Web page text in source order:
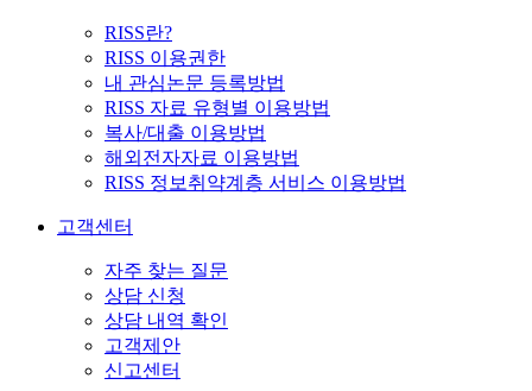
RISS란?
RISS 이용권한
내 관심논문 등록방법
RISS 자료 유형별 이용방법
복사/대출 이용방법
해외전자자료 이용방법
RISS 정보취약계층 서비스 이용방법
고객센터
자주 찾는 질문
상담 신청
상담 내역 확인
고객제안
신고센터